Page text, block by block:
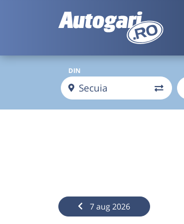
DIN
7 aug 2026